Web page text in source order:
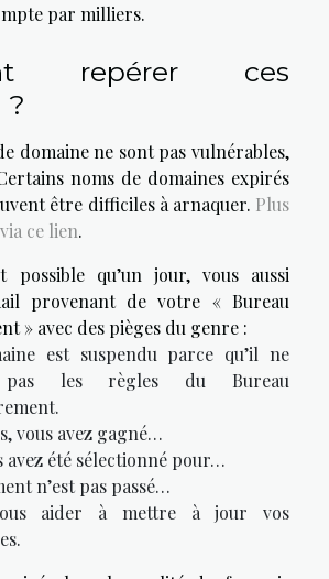
par milliers.
repérer ces
?
domaine ne sont pas vulnérables,
noms de domaines expirés
être difficiles à arnaquer. Plus
ce lien.
qu’un jour, vous aussi
provenant de votre « Bureau
» avec des pièges du genre :
est suspendu parce qu’il ne
pas les règles du Bureau
vous avez gagné…
avez été sélectionné pour…
n’est pas passé…
aider à mettre à jour vos